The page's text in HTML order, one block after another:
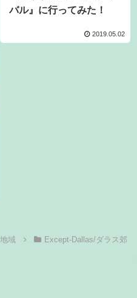
バル』に行ってみた！
2019.05.02
域
Except-Dallas/ダラス郊